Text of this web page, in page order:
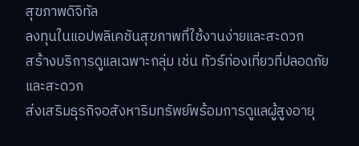
สุขภาพดิจิทัล
ลงทุนในแอปพลิเคชันสุขภาพที่ใช้งานง่ายและสะดวก
สร้างบริการดูแลเฉพาะกลุ่ม เช่น ทัวร์ท่องเที่ยวที่ปลอดภัย
และสะดวก
ส่งเสริมธุรกิจอสังหาริมทรัพย์พร้อมการดูแลผู้สูงอายุ